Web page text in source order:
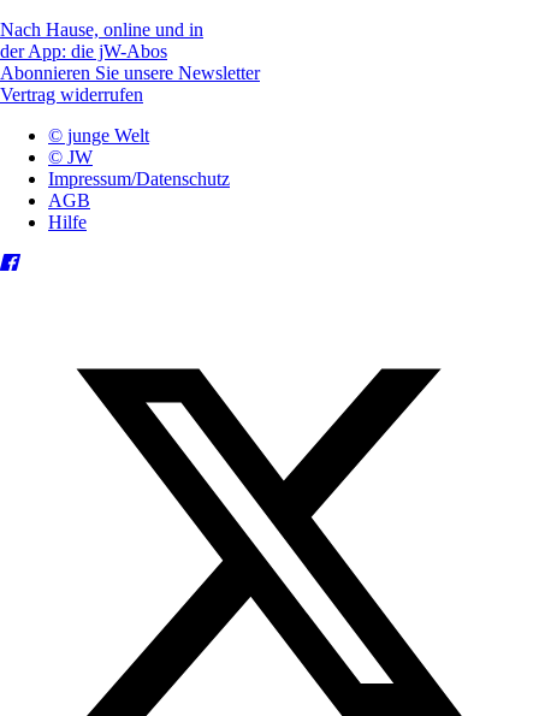
Nach Hause, online und in
der App: die jW-Abos
Abonnieren Sie unsere Newsletter
Vertrag widerrufen
© junge Welt
© JW
Impressum/Datenschutz
AGB
Hilfe